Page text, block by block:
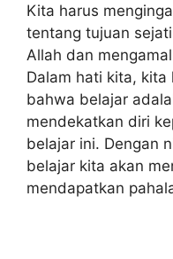
Kita harus
tentang tujuan
Allah dan
Dalam hati kita,
bahwa belajar
mendekatkan diri
belajar ini. Dengan
belajar kita akan
mendapatkan